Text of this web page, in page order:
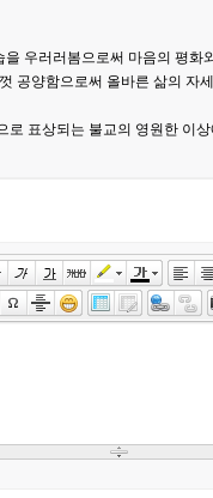
우러러봄으로써 마음의 평
공양함으로써 올바른 삶의 자
로 표상되는 불교의 영원한 이